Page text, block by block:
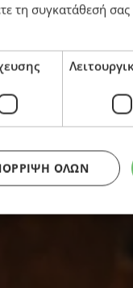
Μελωδό
τη συγκατάθεσή
ΌΛΩΝ